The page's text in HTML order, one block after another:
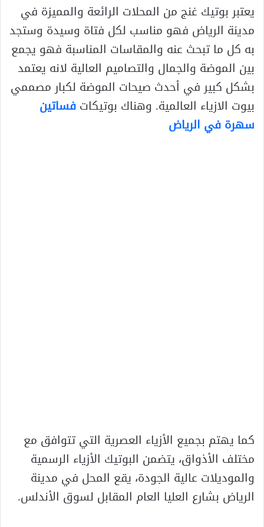
يعتبر بوتيك غنج من المحلات الرائعة والمميزة في
مدينة الرياض فهو مناسب لكل فتاة وسيدة وستجد
به كل ما تبحث عنه والمقاسات المناسبة فهو يجمع
بين الموضة والجمال والتصاميم العالية لانه يعتمد
بشكل كبير في أحدث صيحات الموضة لكبار مصممي
بيوت الازياء العالمية. وهناك بوتيكاتفساتين
سهرة في الرياض
كما يهتم بجميع الأزياء العصرية التي تتوافق مع
مختلف الأذواق، يتضمن البوتيك الأزياء الرسمية
والموديلات عالية الجودة، يقع المحل في مدينة
الرياض بشارع العليا العام المقابل لسوق الأندلس.